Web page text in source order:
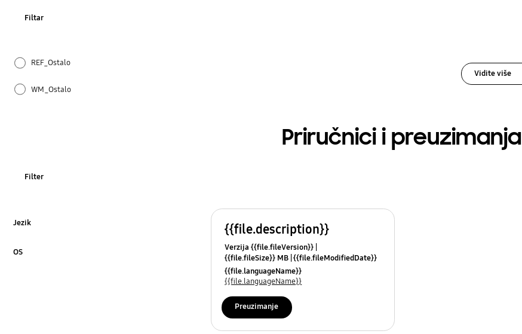
Filtar
REF_Ostalo
WM_Ostalo
Vidite više
Priručnici i preuzimanja
Filter
Jezik
OS
{{file.description}}
Verzija {{file.fileVersion}}
{{file.fileSize}} MB {{file.fileModifiedDate}}
{{file.osNames}}
{{file.languageName}}
{{file.languageName}}
Preuzimanje